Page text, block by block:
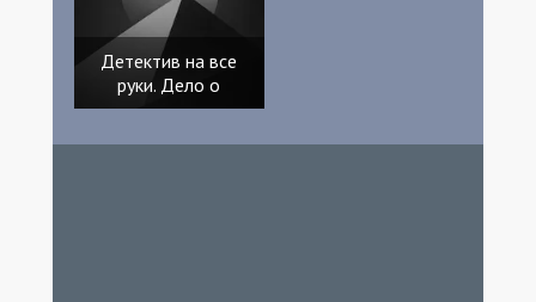
Детектив на все
руки. Дело о